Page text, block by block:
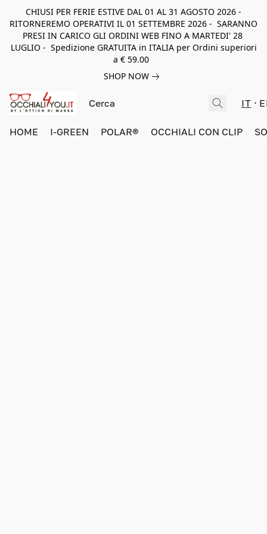
CHIUSI PER FERIE ESTIVE DAL 01 AL 31 AGOSTO 2026 -
RITORNEREMO OPERATIVI IL 01 SETTEMBRE 2026 - SARANNO
PRESI IN CARICO GLI ORDINI WEB FINO A MARTEDI' 28
LUGLIO - Spedizione GRATUITA in ITALIA per Ordini superiori
a € 59.00
SHOP NOW
IT
HOME I-GREEN POLAR® OCCHIALI CON CLIP